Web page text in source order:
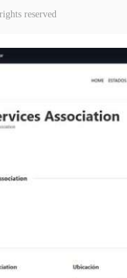
reserved